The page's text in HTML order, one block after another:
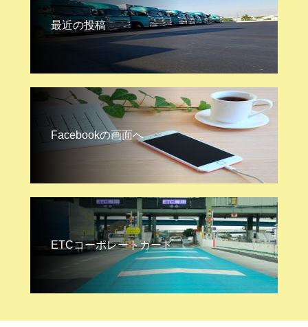
最近の投稿
Facebookの画面へ
ETCコーポレートカード